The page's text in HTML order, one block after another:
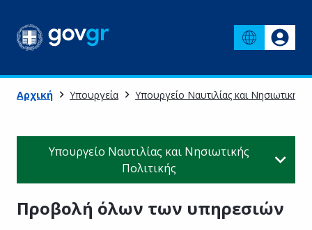
Αρχική Υπουργεία Υπουργείο Ναυτιλίας και Νησιωτικής
Υπουργείο Ναυτιλίας και Νησιωτικής
Πολιτικής
Προβολή όλων των υπηρεσιών